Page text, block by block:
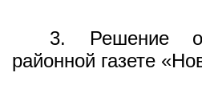
3. Решение
районной газете